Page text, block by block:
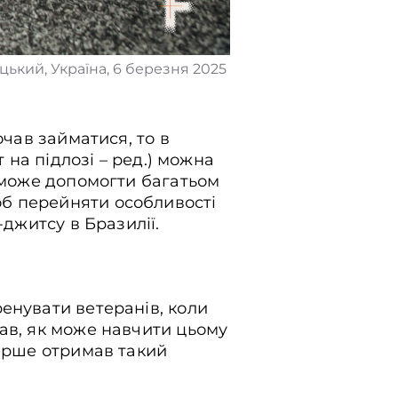
Україна, 8 березня 2025 р. Олександра
Україна, 6 березня 2025
займатися, то в
на підлозі – ред.) можна
допомогти багатьом
особливості
в Бразилії.
ветеранів, коли
як може навчити цьому
отримав такий